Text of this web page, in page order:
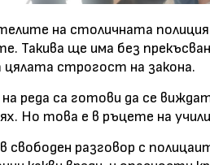
на столичната
Такива ще има без
строгост на закона.
реда са готови да се
Но това е в ръцете на
свободен разговор с